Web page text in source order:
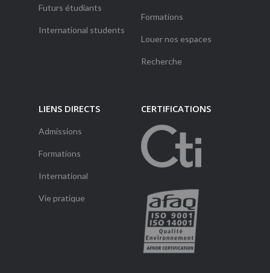
Futurs étudiants
International students
Formations
Louer nos espaces
Recherche
LIENS DIRECTS
Admissions
Formations
International
Vie pratique
CERTIFICATIONS